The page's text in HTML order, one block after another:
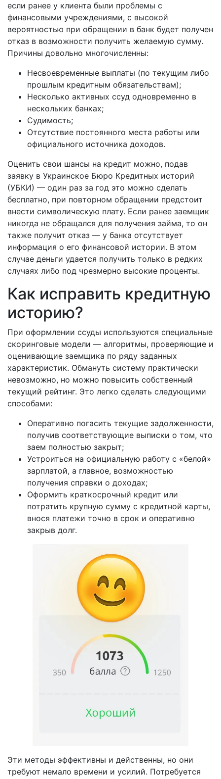
если ранее у клиента были проблемы с
финансовыми учреждениями, с высокой
вероятностью при обращении в банк будет получен
отказ в возможности получить желаемую сумму.
Причины довольно многочисленны:
Несвоевременные выплаты (по текущим либо
прошлым кредитным обязательствам);
Несколько активных ссуд одновременно в
нескольких банках;
Судимость;
Отсутствие постоянного места работы или
официального источника доходов.
Оценить свои шансы на кредит можно, подав
заявку в Украинское Бюро Кредитных историй
(УБКИ) — один раз за год это можно сделать
бесплатно, при повторном обращении предстоит
внести символическую плату. Если ранее заемщик
никогда не обращался для получения займа, то он
также получит отказ — у банка отсутствует
информация о его финансовой истории. В этом
случае деньги удается получить только в редких
случаях либо под чрезмерно высокие проценты.
Как исправить кредитную
историю?
При оформлении ссуды используются специальные
скоринговые модели — алгоритмы, проверяющие и
оценивающие заемщика по ряду заданных
характеристик. Обмануть систему практически
невозможно, но можно повысить собственный
текущий рейтинг. Это легко сделать следующими
способами:
Оперативно погасить текущие задолженности,
получив соответствующие выписки о том, что
заем полностью закрыт;
Устроиться на официальную работу с «белой»
зарплатой, а главное, возможностью
получения справки о доходах;
Оформить краткосрочный кредит или
потратить крупную сумму с кредитной карты,
внося платежи точно в срок и оперативно
закрыв долг.
Эти методы эффективны и действенны, но они
требуют немало времени и усилий. Потребуется